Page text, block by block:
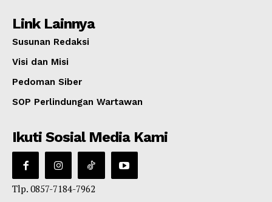
Link Lainnya
Susunan Redaksi
Visi dan Misi
Pedoman Siber
SOP Perlindungan Wartawan
Ikuti Sosial Media Kami
Tlp. 0857-7184-7962